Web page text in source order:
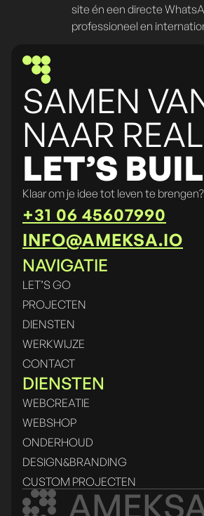
site én een directe
professioneel en
SAMEN
NAAR
LET’S
Klaar om je idee tot leven te
+31 06 45607990
INFO@AMEKSA.IO
NAVIGATIE
LET’S GO
PROJECTEN
DIENSTEN
WERKWIJZE
CONTACT
DIENSTEN
WEBCREATIE
WEBSHOP
ONDERHOUD
DESIGN&BRANDING
CUSTOM PROJECTEN